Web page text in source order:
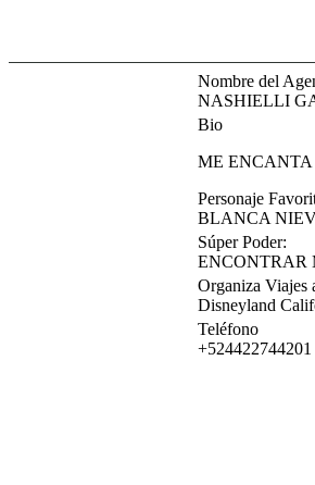
Nombre del
NASHIELLI
Bio
ME
Personaje
BLANCA
Súper Poder:
ENCONTRAR
Organiza Viajes
Disneyland
Teléfono
+524422744201